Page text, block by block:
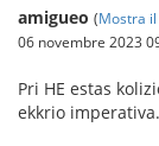
amigueo (Mostra
06 novembre 2023
Pri HE estas
ekkrio imperativa.